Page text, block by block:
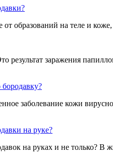
образований на теле и
результат заражения
заболевание кожи
на руке?
на руках и не только? В